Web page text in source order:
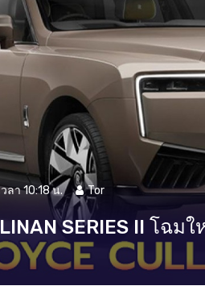
ลา 10:18 น. Tor
SERIES II โฉ